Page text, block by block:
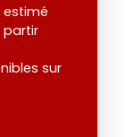
estimé
partir
sur